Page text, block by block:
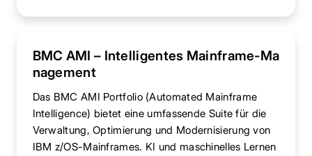
BMC AMI – Intelligentes Mainframe-Ma
nagement
Das BMC AMI Portfolio (Automated Mainframe
Intelligence) bietet eine umfassende Suite für die
Verwaltung, Optimierung und Modernisierung von
IBM z/OS-Mainframes. KI und maschinelles Lernen